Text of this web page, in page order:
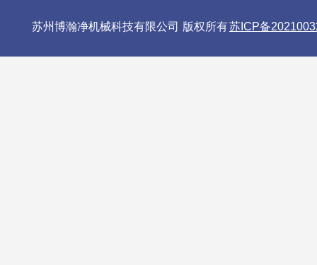
苏州博瀚净机械科技有限公司 版权所有苏ICP备